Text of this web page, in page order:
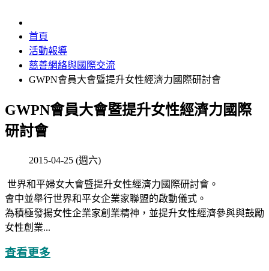
首頁
活動報導
慈善網絡與國際交流
GWPN會員大會暨提升女性經濟力國際研討會
GWPN會員大會暨提升女性經濟力國際
研討會
2015-04-25 (週六)
世界和平婦女大會暨提升女性經濟力國際研討會。
會中並舉行世界和平女企業家聯盟的啟動儀式。
為積極發揚女性企業家創業精神，並提升女性經濟參與與鼓勵
女性創業...
查看更多